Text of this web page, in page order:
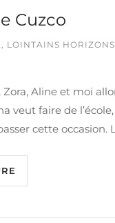
Cuzco
, LOINTAINS HORIZONS
Aline et moi
veut faire de
cette occasion.